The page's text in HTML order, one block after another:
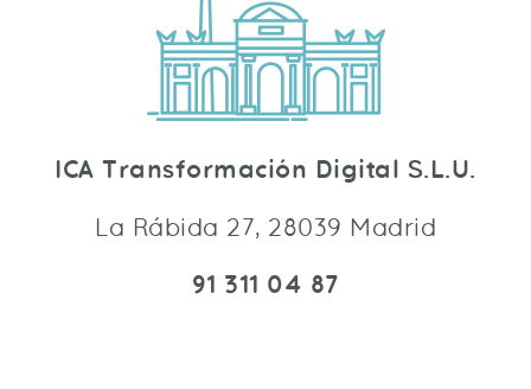
ICA Transformación Digital S.L.U.
La Rábida 27, 28039 Madrid
91 311 04 87